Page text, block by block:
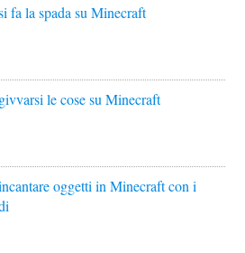
fa la spada su Minecraft
le cose su Minecraft
oggetti in Minecraft con i